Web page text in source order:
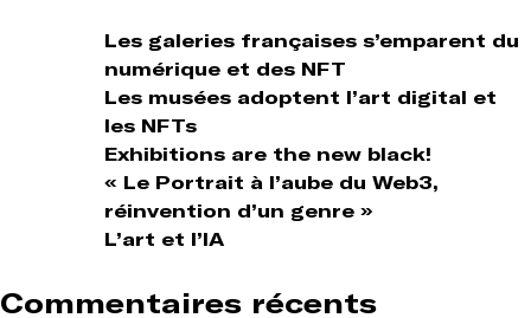
Les galeries françaises s’emparent du
numérique et des NFT
Les musées adoptent l’art digital et
les NFTs
Exhibitions are the new black!
« Le Portrait à l’aube du Web3,
réinvention d’un genre »
L’art et l’IA
Commentaires récents